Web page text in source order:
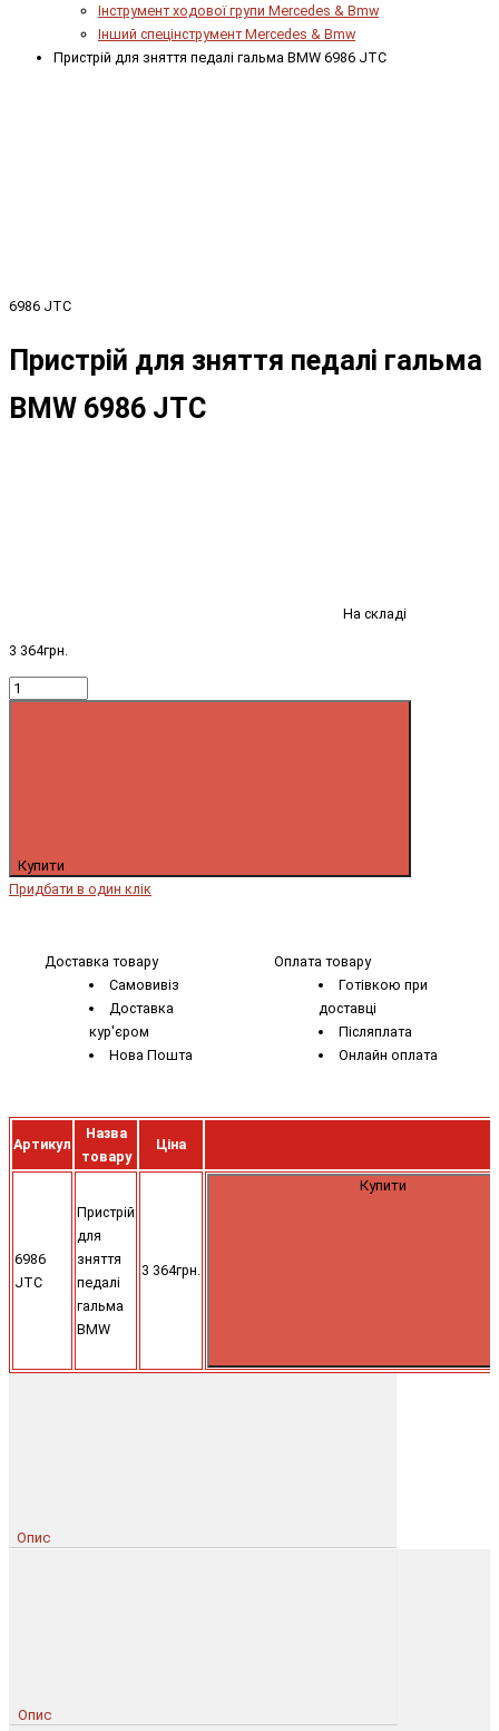
Інструмент ходової групи Mercedes & Bmw
Інший спецінструмент Mercedes & Bmw
Пристрій для зняття педалі гальма BMW 6986 JTC
6986 JTC
Пристрій для зняття педалі гальма
BMW 6986 JTC
На складі
3 364грн.
Купити
Придбати в один клік
Доставка товару
Самовивіз
Доставка
кур'єром
Нова Пошта
Оплата товару
Готівкою при
доставці
Післяплата
Онлайн оплата
Артикул
Назва
товару
Ціна
6986
JTC
Пристрій
для
зняття
педалі
гальма
BMW
3 364грн.
Купити
Опис
Опис